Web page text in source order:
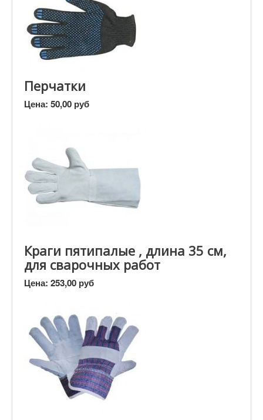
Перчатки
Цена: 50,00 руб
Краги пятипалые , длина 35 см,
для сварочных работ
Цена: 253,00 руб